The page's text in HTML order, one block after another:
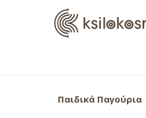
Παιδικά Παγούρια